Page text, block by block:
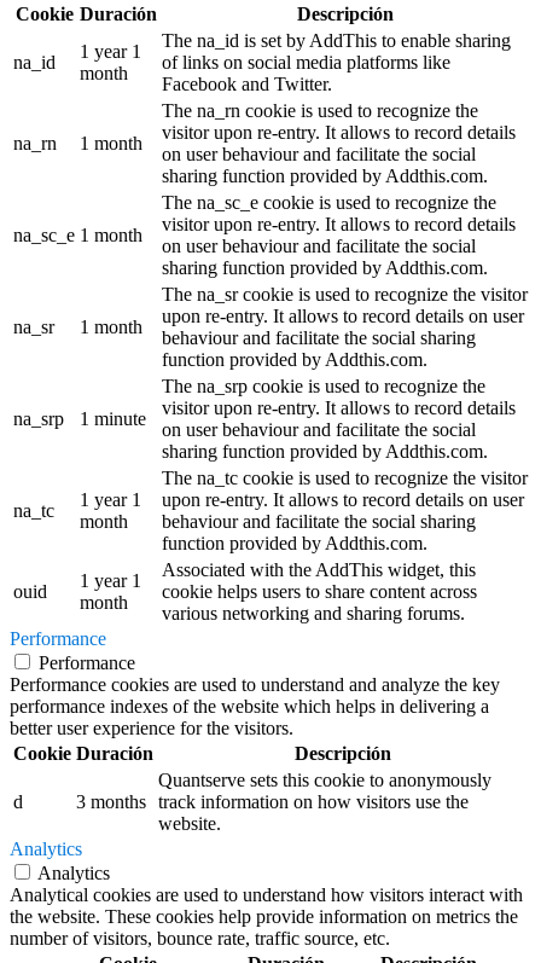
Cookie Duración Descripción
na_id
1 year 1
month
The na_id is set by AddThis to enable sharing
of links on social media platforms like
Facebook and Twitter.
na_rn 1 month
The na_rn cookie is used to recognize the
visitor upon re-entry. It allows to record details
on user behaviour and facilitate the social
sharing function provided by Addthis.com.
na_sc_e 1 month
The na_sc_e cookie is used to recognize the
visitor upon re-entry. It allows to record details
on user behaviour and facilitate the social
sharing function provided by Addthis.com.
na_sr 1 month
The na_sr cookie is used to recognize the visitor
upon re-entry. It allows to record details on user
behaviour and facilitate the social sharing
function provided by Addthis.com.
na_srp 1 minute
The na_srp cookie is used to recognize the
visitor upon re-entry. It allows to record details
on user behaviour and facilitate the social
sharing function provided by Addthis.com.
na_tc
1 year 1
month
The na_tc cookie is used to recognize the visitor
upon re-entry. It allows to record details on user
behaviour and facilitate the social sharing
function provided by Addthis.com.
ouid
1 year 1
month
Associated with the AddThis widget, this
cookie helps users to share content across
various networking and sharing forums.
Performance
Performance
Performance cookies are used to understand and analyze the key
performance indexes of the website which helps in delivering a
better user experience for the visitors.
Cookie Duración Descripción
d 3 months
Quantserve sets this cookie to anonymously
track information on how visitors use the
website.
Analytics
Analytics
Analytical cookies are used to understand how visitors interact with
the website. These cookies help provide information on metrics the
number of visitors, bounce rate, traffic source, etc.